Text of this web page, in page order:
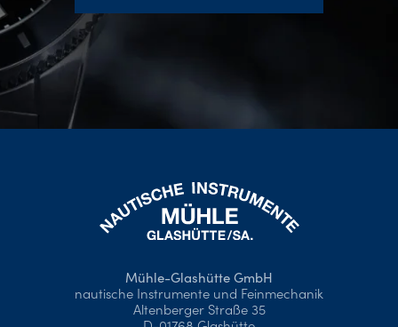
Mühle-Glashütte GmbH
nautische Instrumente und Feinmechanik
Altenberger Straße 35